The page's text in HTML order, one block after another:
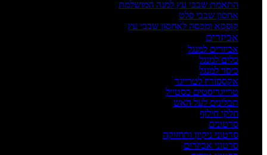
התאמת שבבי עץ למנה המושלמת
אחסון שבבי פלט
קופסא ומכסה לאחסון שבבי עץ
אביזרים
אביזרים למנגל
כלים למנגל
כיסוי למנגל
אקססוריז לטרייגר
טרייגריסטים בסטייל
תבלינים לעל האש
חלקי חילוף
סרטונים
סרטוני ניקיון ותחזוקה
סרטוני אביזרים